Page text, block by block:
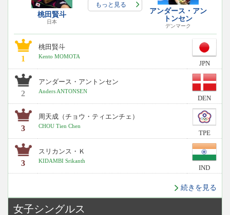
桃田賢斗
日本
もっと見る
アンダース・アン
トンセン
デンマーク
1
桃田賢斗
Kento MOMOTA
JPN
2
アンダース・アントンセン
Anders ANTONSEN
DEN
3
周天成（チョウ・ティエンチェ）
CHOU Tien Chen
TPE
3
スリカンス・Ｋ
KIDAMBI Srikanth
IND
続きを見る
女子シングルス